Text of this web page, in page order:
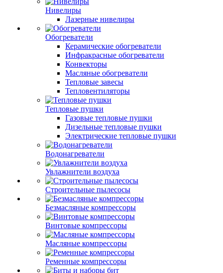
Нивелиры
Лазерные нивелиры
Обогреватели
Керамические обогреватели
Инфракрасные обогреватели
Конвекторы
Масляные обогреватели
Тепловые завесы
Тепловентиляторы
Тепловые пушки
Газовые тепловые пушки
Дизельные тепловые пушки
Электрические тепловые пушки
Водонагреватели
Увлажнители воздуха
Строительные пылесосы
Безмасляные компрессоры
Винтовые компрессоры
Масляные компрессоры
Ременные компрессоры